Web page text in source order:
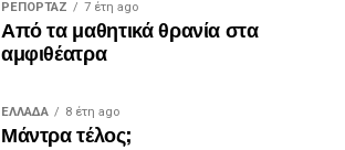
ΡΕΠΟΡΤΑΖ 7 έτη ago
Από τα μαθητικά θρανία στα
αμφιθέατρα
ΕΛΛΑΔΑ 8 έτη ago
Μάντρα τέλος;